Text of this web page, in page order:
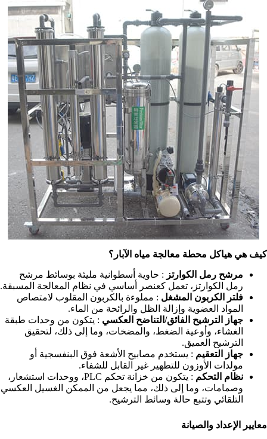
كيف هي هياكل محطة معالجة مياه الآبار؟
مرشح رمل الكوارتز : حاوية أسطوانية مليئة بوسائط مرشح
رمل الكوارتز، تعمل كعنصر أساسي في نظام المعالجة المسبقة.
فلتر الكربون المشغل : مملوءة بالكربون المقلوب لامتصاص
المواد العضوية وإزالة الظل والرائحة من الماء.
جهاز الترشيح الفائق/التناضح العكسي : يتكون من وحدات طبقة
الغشاء، وأوعية الضغط، والمضخات، وما إلى ذلك، لتحقيق
الترشيح العميق.
جهاز التعقيم : يستخدم مصابيح الأشعة فوق البنفسجية أو
مولدات الأوزون للتطهير غير القابل للشفاء.
نظام التحكم
: يتكون من خزانة تحكم PLC، ووحدات استشعار،
وصمامات، وما إلى ذلك، مما يجعل من الممكن الغسيل العكسي
التلقائي وتتبع حالة وسائط الترشيح.
معايير الإعداد والصيانة